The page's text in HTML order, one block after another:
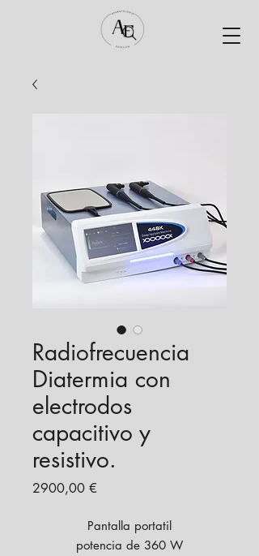
Radiofrecuencia
Diatermia con
electrodos
capacitivo y
resistivo.
2900,00 €
Pantalla portatil
potencia de 360 W